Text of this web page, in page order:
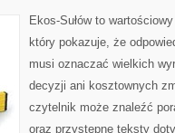
Ekos-Sułów to
który pokazuje, że
musi oznaczać wielkich
decyzji ani kosztownych
czytelnik może znaleźć
oraz przystępne teksty